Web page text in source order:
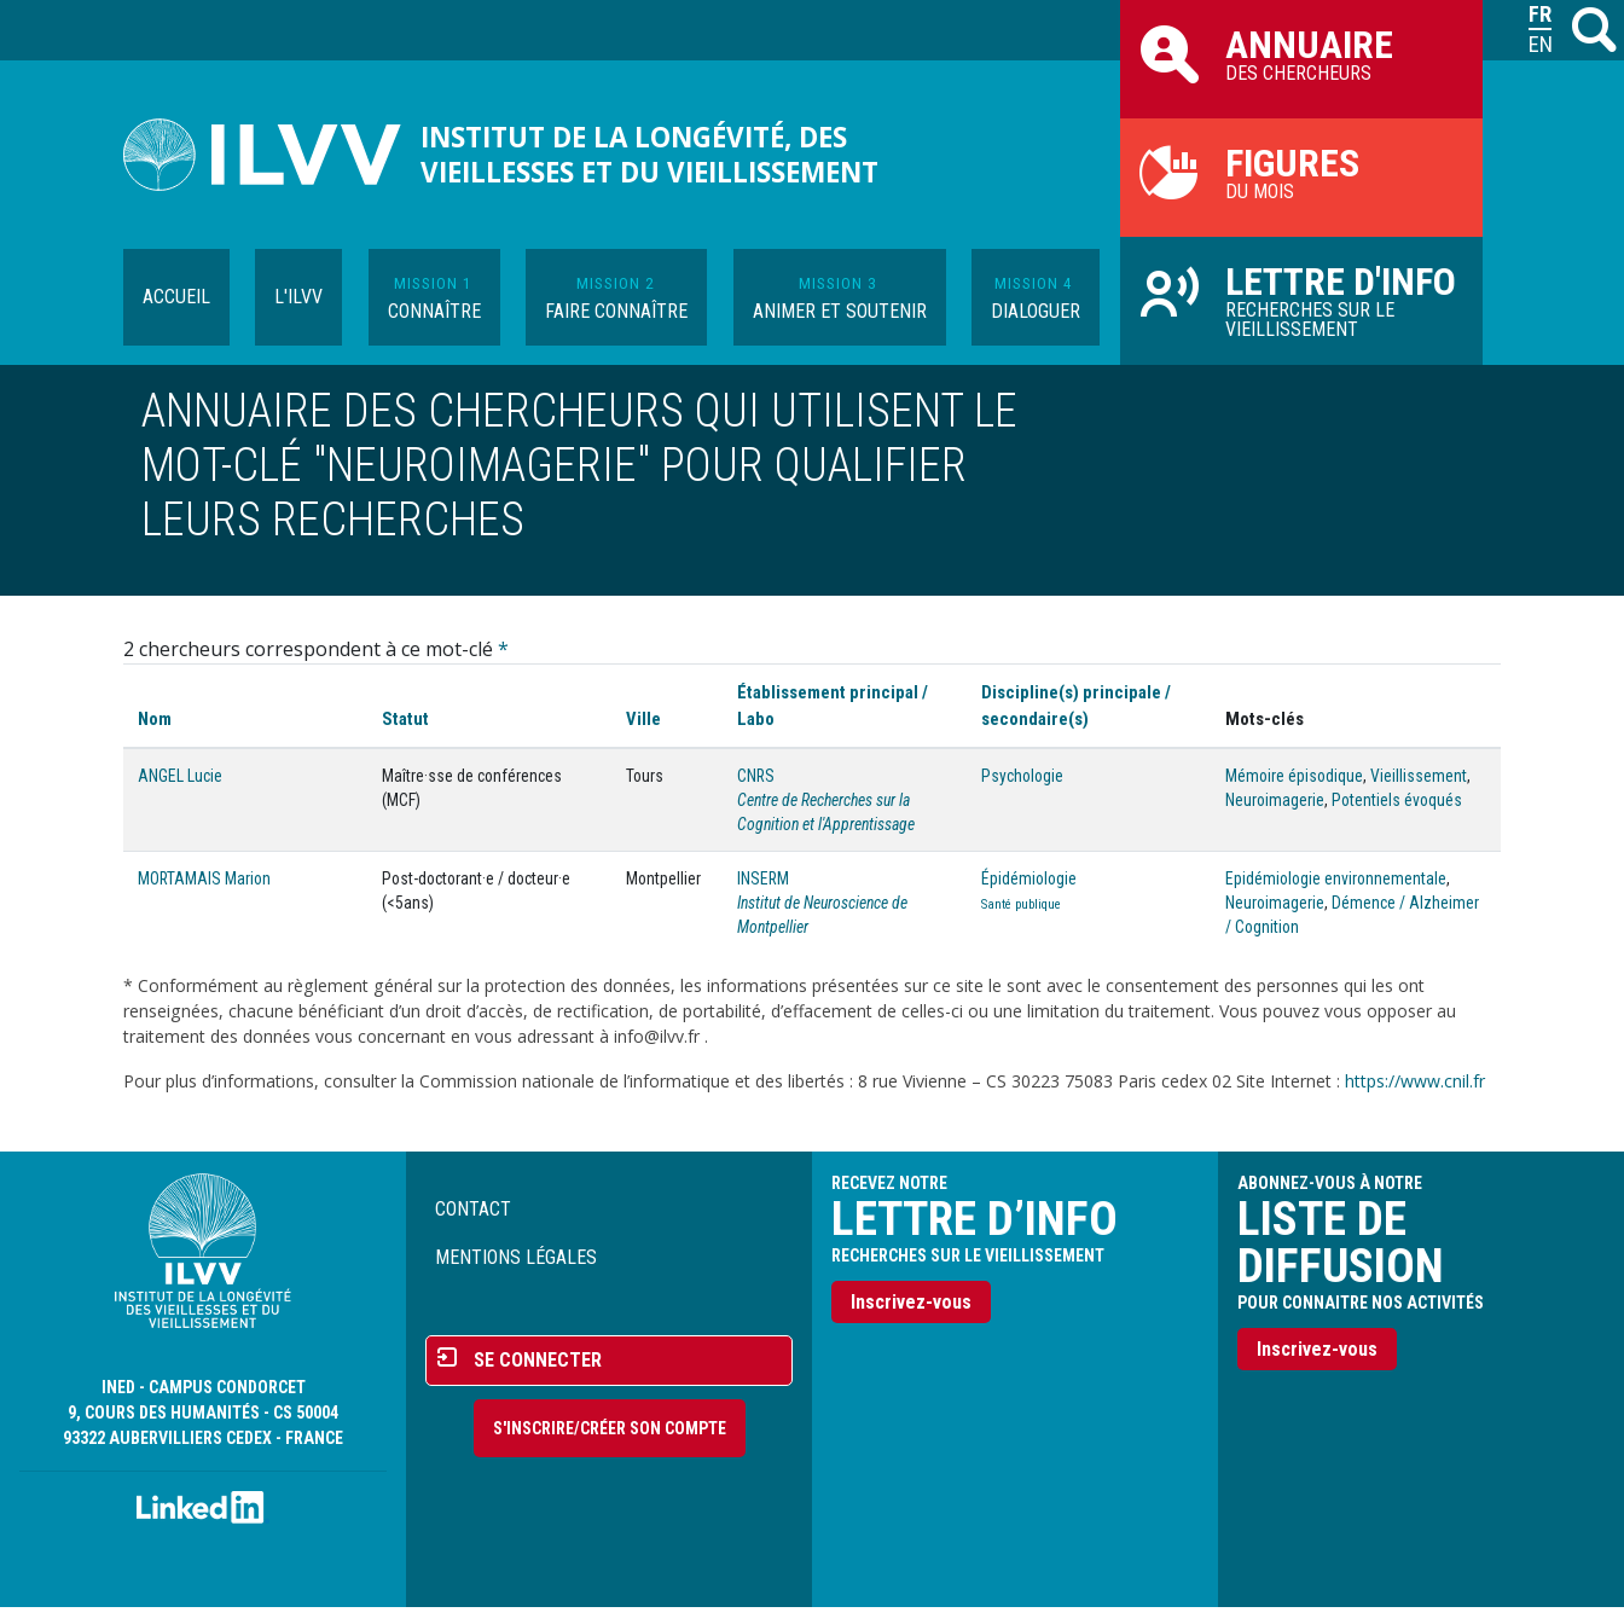
M
INSTITUT DE LA LONGÉVITÉ, DES
VIEILLESSES ET DU VIEILLISSEMENT
ACCUEIL L'ILVV
MISSION 1
CONNAÎTRE
MISSION 2
FAIRE CONNAÎTRE
MISSION 3
ANIMER ET SOUTENIR
MISSION 4
DIALOGUER
ILVV
ANNUAIRE
DES CHERCHEURS
FIGURES
DU MOIS
LETTRE D'INFO
RECHERCHES SUR LE
VIEILLISSEMENT
ANNUAIRE DES CHERCHEURS QUI UTILISENT LE
MOT-CLÉ "NEUROIMAGERIE" POUR QUALIFIER
LEURS RECHERCHES
2 chercheurs correspondent à ce mot-clé *
Nom Statut Ville
Établissement principal /
Labo
Discipline(s) principale /
secondaire(s)
Mots-clés
ANGEL Lucie
Maître·sse de conférences
(MCF)
Tours
CNRS
Centre de Recherches sur la
Cognition et l'Apprentissage
Psychologie Mémoire épisodique, Vieillissement,
Neuroimagerie, Potentiels évoqués
MORTAMAIS Marion
Post-doctorant·e / docteur·e
(<5ans)
Montpellier
INSERM
Institut de Neuroscience de
Montpellier
Épidémiologie
Santé publique
Epidémiologie environnementale,
Neuroimagerie, Démence / Alzheimer
/ Cognition
* Conformément au règlement général sur la protection des données, les informations présentées sur ce site le sont avec le consentement des personnes qui les ont
renseignées, chacune bénéficiant d’un droit d’accès, de rectification, de portabilité, d’effacement de celles-ci ou une limitation du traitement. Vous pouvez vous opposer au
traitement des données vous concernant en vous adressant à info@ilvv.fr .
Pour plus d’informations, consulter la Commission nationale de l’informatique et des libertés : 8 rue Vivienne – CS 30223 75083 Paris cedex 02 Site Internet : https://www.cnil.fr
INED - CAMPUS CONDORCET
9, COURS DES HUMANITÉS - CS 50004
93322 AUBERVILLIERS CEDEX - FRANCE
Menu
de
CONTACT
MENTIONS LÉGALES
Menu
du
compte
l'utilisateur
SE CONNECTER
S'INSCRIRE/CRÉER SON COMPTE
RECEVEZ NOTRE
LETTRE D’INFO
RECHERCHES SUR LE VIEILLISSEMENT
Inscrivez-vous
ABONNEZ-VOUS À NOTRE
LISTE DE
DIFFUSION
POUR CONNAITRE NOS ACTIVITÉS
Inscrivez-vous
FRANÇAIS
ENGLISH